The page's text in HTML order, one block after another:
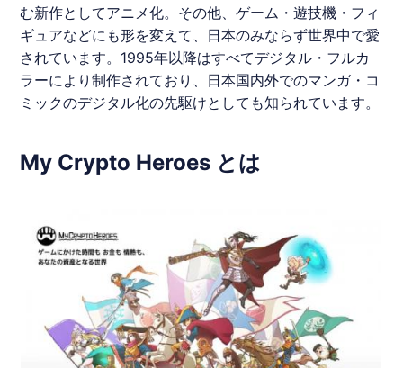
む新作としてアニメ化。その他、ゲーム・遊技機・フィ
ギュアなどにも形を変えて、日本のみならず世界中で愛
されています。1995年以降はすべてデジタル・フルカ
ラーにより制作されており、日本国内外でのマンガ・コ
ミックのデジタル化の先駆けとしても知られています。
My Crypto Heroes とは